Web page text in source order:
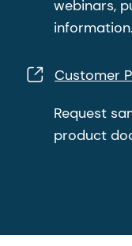
webinars,
information.
Customer
Request
product